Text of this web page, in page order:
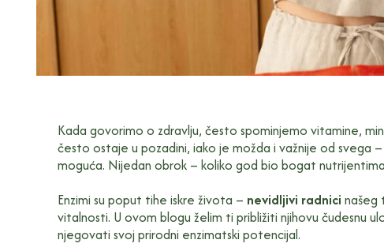
Kada govorimo o zdravlju, često spominjemo vitamine,
često ostaje u pozadini, iako je možda i važnije od svega –
moguća. Nijedan obrok – koliko god bio bogat
Enzimi su poput tihe iskre života – nevidljivi radnici našeg
vitalnosti. U ovom blogu želim ti približiti njihovu čudesnu
njegovati svoj prirodni enzimatski potencijal.